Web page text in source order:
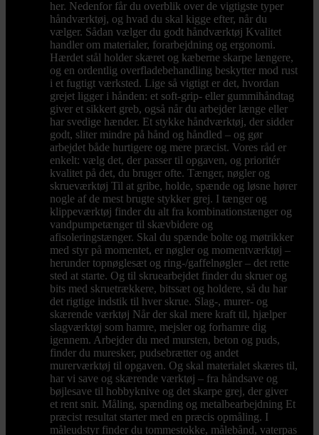
her. Nedenfor får du overblik over de vigtigste typer
håndværktøj, og hvad du skal kigge efter, når du
vælger. Sådan vælger du godt håndværktøj Kvalitet
handler om materialer, forarbejdning og ergonomi.
Hærdet stål holder skæret og kæberne skarpe længere,
og en ordentlig overfladebehandling beskytter mod rust
i et fugtigt værksted. Lige så vigtigt er det, hvordan
grejet ligger i hånden: et soft-grip- eller gummihåndtag
giver et sikkert greb, også når du arbejder længe eller
har svedige hænder. Et stykke håndværktøj, der sidder
godt, sliter mindre på hånd og håndled – og gør
arbejdet både hurtigere og mere præcist. Vores råd er
enkelt: vælg det, der passer til opgaven, og prioritér
kvalitet på det, du bruger ofte. Tænger, nøgler og
skrueværktøj Til at gribe, holde, spænde og løsne hører
nogle af de mest brugte stykker grej. I tænger og
klippeværktøj finder du alt fra kombinationstænger og
vandpumpetænger til skævbidere og
afisoleringstænger. Skal du spænde bolte og møtrikker
med styr på momentet, er nøgler og momentværktøj –
herunder topnøglesæt og ring-/gaffelnøgler – det rette
sted at starte. Og til skruearbejdet finder du skruer og
bits med skruetrækkere, bitssæt og holdere, så du har
det rigtige indstik til hver skrue. Slag-, murer- og
skærende værktøj Når der skal mere kraft til, hjælper
slagværktøj som hamre, mejsler og forhamre dig
igennem. Arbejder du med mursten, beton og puds,
finder du muresker, pudsebrætter og andet
murerværktøj til opgaven. Og skal materialet skæres til,
har vi save og skærende værktøj – fra håndsave og
bøjlesave til hobbyknive og det skarpe grej, der giver
et rent snit. Måling, spænding og metalbearbejdning Et
præcist resultat starter med en præcis opmåling. I
måleudstyr finder du tommestokke, målebånd, vaterpas